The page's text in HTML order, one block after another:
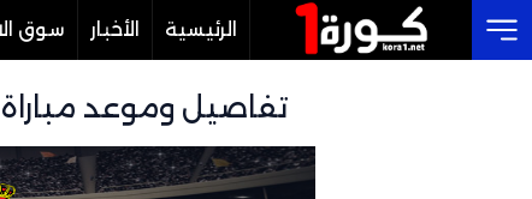
الرئيسية الأخبار سوق
تفاصيل وموعد مباراة ريال مايوركا و